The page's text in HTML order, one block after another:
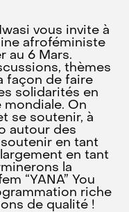
vous invite à
afroféministe
au 6 Mars.
thèmes
façon de faire
solidarités en
On
se soutenir, à
autour des
en tant
en tant
la
“YANA” You
riche
de qualité !